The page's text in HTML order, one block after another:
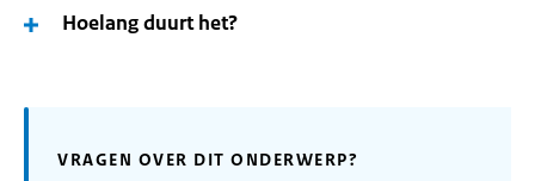
Hoelang duurt het?
VRAGEN OVER DIT ONDERWERP?